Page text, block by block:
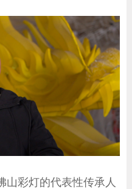
山彩灯的代表性传承人